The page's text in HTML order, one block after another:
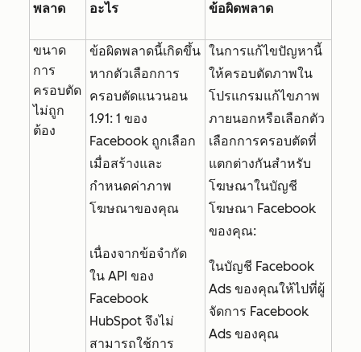
พลาด
อะไร
ข้อผิดพลาด
ขนาด
การ
ครอบตัด
ไม่ถูก
ต้อง
ข้อผิดพลาดนี้เกิดขึ้น
หากตัวเลือกการ
ครอบตัดแนวนอน
1.91: 1 ของ
Facebook ถูกเลือก
เมื่อสร้างและ
กำหนดค่าภาพ
โฆษณาของคุณ
เนื่องจากข้อจำกัด
ใน API ของ
Facebook
HubSpot จึงไม่
สามารถใช้การ
ในการแก้ไขปัญหานี้
ให้ครอบตัดภาพใน
โปรแกรมแก้ไขภาพ
ภายนอกหรือเลือกตัว
เลือกการครอบตัดที่
แตกต่างกันสำหรับ
โฆษณาในบัญชี
โฆษณา Facebook
ของคุณ:
ในบัญชี Facebook
Ads ของคุณให้ไปที่ผู้
จัดการ Facebook
Ads ของคุณ